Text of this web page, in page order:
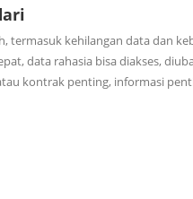
termasuk kehilangan data dan
data rahasia bisa diakses,
kontrak penting, informasi